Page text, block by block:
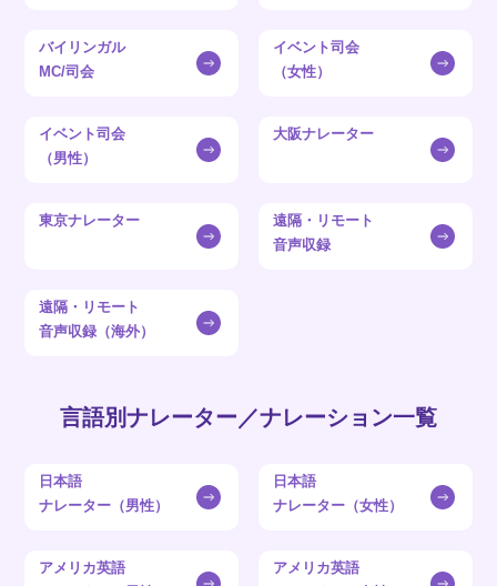
バイリンガル
MC/司会
イベント司会
（女性）
イベント司会
（男性）
大阪ナレーター
東京ナレーター
遠隔・リモート
音声収録
遠隔・リモート
音声収録（海外）
言語別ナレーター／ナレーション一覧
日本語
ナレーター（男性）
日本語
ナレーター（女性）
アメリカ英語
アメリカ英語